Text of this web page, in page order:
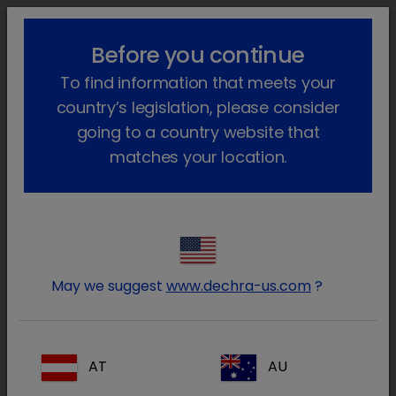
lock_outline search menu
Áreas terapêuticas
Antiparasitários
Antiparasitários
Antibioterapia
Endocrinologia
Before you continue
To find information that meets your
country’s legislation, please consider
going to a country website that
matches your location.
May we suggest www.dechra-us.com ?
AT AU